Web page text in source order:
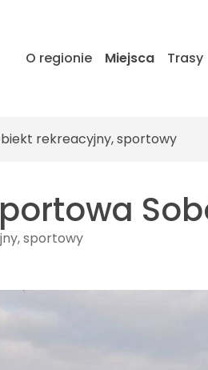
O regionie Miejsca Trasy
rekreacyjny, sportowy
sportowy